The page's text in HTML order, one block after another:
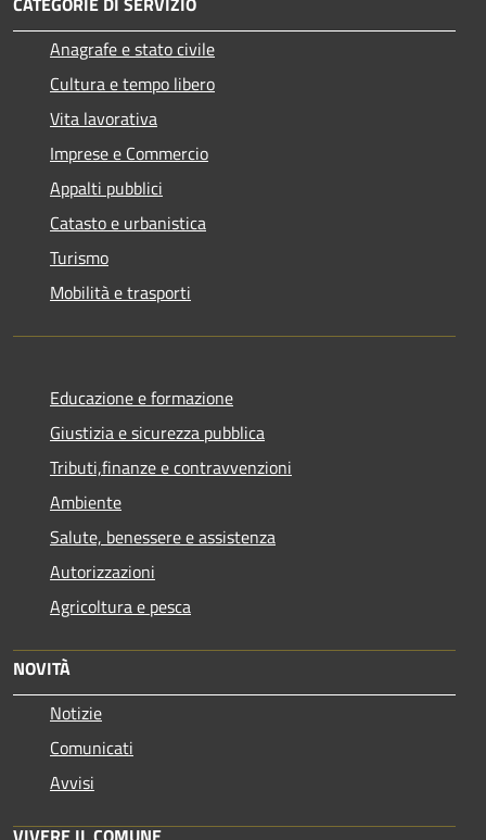
Anagrafe e stato civile
Cultura e tempo libero
Vita lavorativa
Imprese e Commercio
Appalti pubblici
Catasto e urbanistica
Turismo
Mobilità e trasporti
Educazione e formazione
Giustizia e sicurezza pubblica
Tributi,finanze e contravvenzioni
Ambiente
Salute, benessere e assistenza
Autorizzazioni
Agricoltura e pesca
NOVITÀ
Notizie
Comunicati
Avvisi